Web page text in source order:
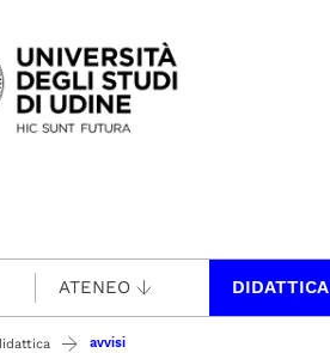
contenuto principale
ATENEO DIDATTICA
avvisi